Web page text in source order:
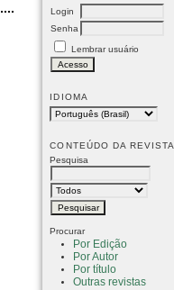
Login
Senha
Lembrar usuário
IDIOMA
CONTEÚDO DA REVISTA
Pesquisa
Procurar
Por Edição
Por Autor
Por título
Outras revistas